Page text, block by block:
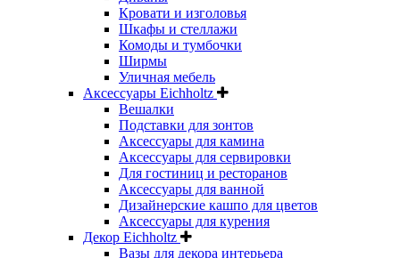
Кровати и изголовья
Шкафы и стеллажи
Комоды и тумбочки
Ширмы
Уличная мебель
Аксессуары Eichholtz
Вешалки
Подставки для зонтов
Аксессуары для камина
Аксессуары для сервировки
Для гостиниц и ресторанов
Аксессуары для ванной
Дизайнерские кашпо для цветов
Аксессуары для курения
Декор Eichholtz
Вазы для декора интерьера